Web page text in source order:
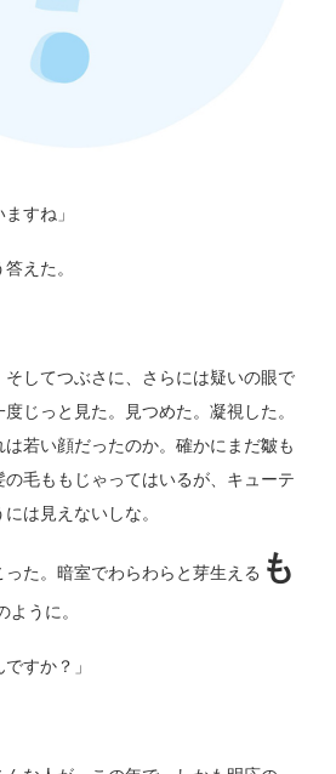
すね」
えた。
してつぶさに、さらには疑いの眼で
じっと見た。見つめた。凝視した。
若い顔だったのか。確かにまだ皺も
毛ももじゃってはいるが、キューテ
は見えないしな。
た。暗室でわらわらと芽生える も
ように。
すか？」